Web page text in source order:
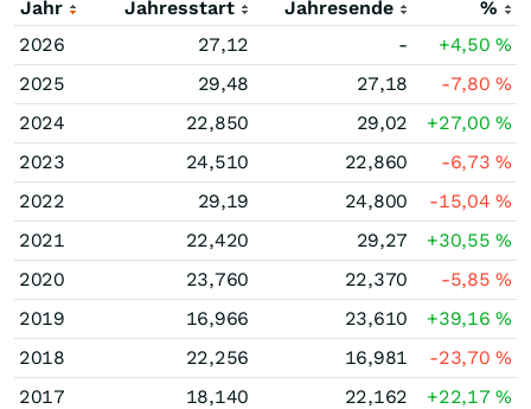
Jahr Jahresstart Jahresende
%
2026
27,12 - +4,50%
2025
29,48 27,18 -7,80%
2024
22,850 29,02 +27,00%
2023
24,510 22,860 -6,73%
2022
29,19 24,800 -15,04%
2021
22,420 29,27 +30,55%
2020
23,760 22,370 -5,85%
2019
16,966 23,610 +39,16%
2018
22,256 16,981 -23,70%
2017
18,140 22,162 +22,17%